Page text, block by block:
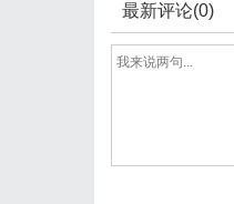
最新评论(0)